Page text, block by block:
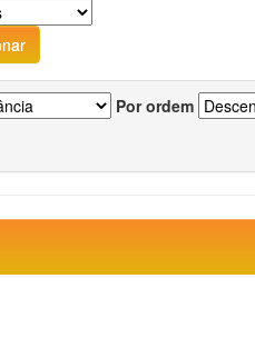
Por ordem